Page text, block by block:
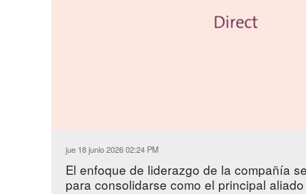
jue 18 junio 2026 02:24 PM
El enfoque de liderazgo de la compañía
para consolidarse como el principal